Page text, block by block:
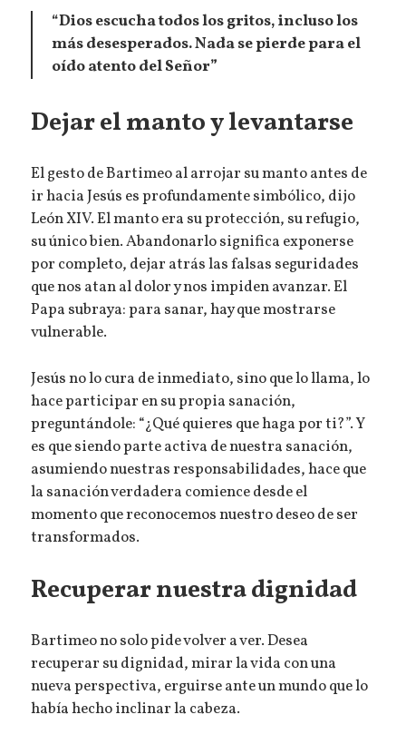
“Dios escucha todos los gritos, incluso los
más desesperados. Nada se pierde para el
oído atento del Señor”
Dejar el manto y levantarse
El gesto de Bartimeo al arrojar su manto antes de
ir hacia Jesús es profundamente simbólico, dijo
León XIV. El manto era su protección, su refugio,
su único bien. Abandonarlo significa exponerse
por completo, dejar atrás las falsas seguridades
que nos atan al dolor y nos impiden avanzar. El
Papa subraya: para sanar, hay que mostrarse
vulnerable.
Jesús no lo cura de inmediato, sino que lo llama, lo
hace participar en su propia sanación,
preguntándole: “¿Qué quieres que haga por ti?”. Y
es que siendo parte activa de nuestra sanación,
asumiendo nuestras responsabilidades, hace que
la sanación verdadera comience desde el
momento que reconocemos nuestro deseo de ser
transformados.
Recuperar nuestra dignidad
Bartimeo no solo pide volver a ver. Desea
recuperar su dignidad, mirar la vida con una
nueva perspectiva, erguirse ante un mundo que lo
había hecho inclinar la cabeza.